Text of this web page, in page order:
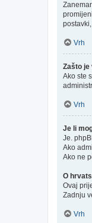
Vrh
Zašto je
Ako ste
Vrh
Je li
Je.
Ako
Ako ne
O
Ovaj
Zadnju
Vrh